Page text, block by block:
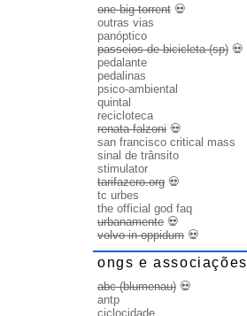
one big torrent 💀
outras vias
panóptico
passeios de bicicleta (sp) 💀
pedalante
pedalinas
psico-ambiental
quintal
recicloteca
renata falzoni 💀
san francisco critical mass
sinal de trânsito
stimulator
tarifazero.org 💀
tc urbes
the official god faq
urbanamente 💀
volvo in oppidum 💀
ongs e associações
abc (blumenau) 💀
antp
ciclocidade